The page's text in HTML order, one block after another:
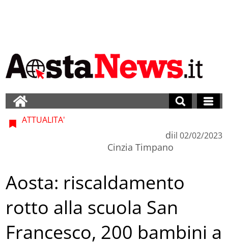
ATTUALITA'
di
Cinzia Timpano
il 02/02/2023
Aosta: riscaldamento
rotto alla scuola San
Francesco, 200 bambini a